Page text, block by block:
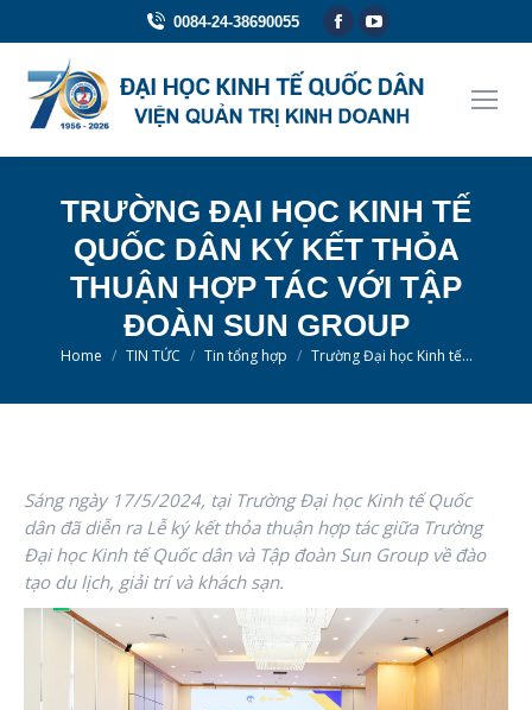
0084-24-38690055
Facebook
opens
in
YouTube
opens
in
TRƯỜNG ĐẠI HỌC KINH TẾ
QUỐC DÂN KÝ KẾT THỎA
THUẬN HỢP TÁC VỚI TẬP
ĐOÀN SUN GROUP
You are here:
Home TIN TỨC Tin tổng hợp Trường Đại học Kinh tế…
Sáng ngày 17/5/2024, tại Trường Đại học Kinh tế Quốc
dân đã diễn ra Lễ ký kết thỏa thuận hợp tác giữa Trường
Đại học Kinh tế Quốc dân và Tập đoàn Sun Group về đào
tạo du lịch, giải trí và khách sạn.